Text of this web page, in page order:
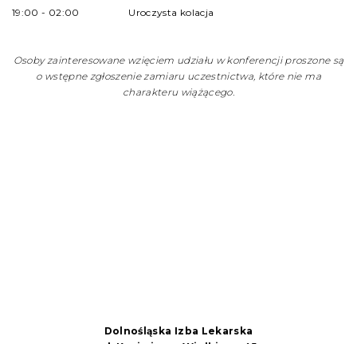
19:00 - 02:00 Uroczysta kolacja
Osoby zainteresowane wzięciem udziału w konferencji proszone są
o wstępne zgłoszenie zamiaru uczestnictwa, które nie ma
charakteru wiążącego.
Dolnośląska Izba Lekarska